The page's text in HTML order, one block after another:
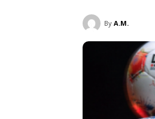
By A.M.